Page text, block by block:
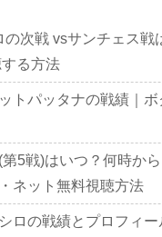
次戦 vsサンチェス戦
る方法
トパッタナの戦績｜ボ
5戦)はいつ？何時か
ネット無料視聴方法
ロの戦績とプロフィー